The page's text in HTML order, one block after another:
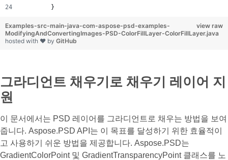
        }
view raw
Examples-src-main-java-com-aspose-psd-examples-
ModifyingAndConvertingImages-PSD-ColorFillLayer-ColorFillLayer.java
hosted with ❤ by GitHub
그라디언트 채우기로 채우기 레이어 지
원
이 문서에서는 PSD 레이어를 그라디언트로 채우는 방법을 보여
줍니다. Aspose.PSD API는 이 목표를 달성하기 위한 효율적이
고 사용하기 쉬운 방법을 제공합니다. Aspose.PSD는
GradientColorPoint 및 GradientTransparencyPoint 클래스를 노